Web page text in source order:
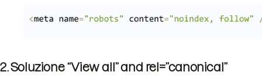
2. Soluzione “View all” and rel=”canonical”